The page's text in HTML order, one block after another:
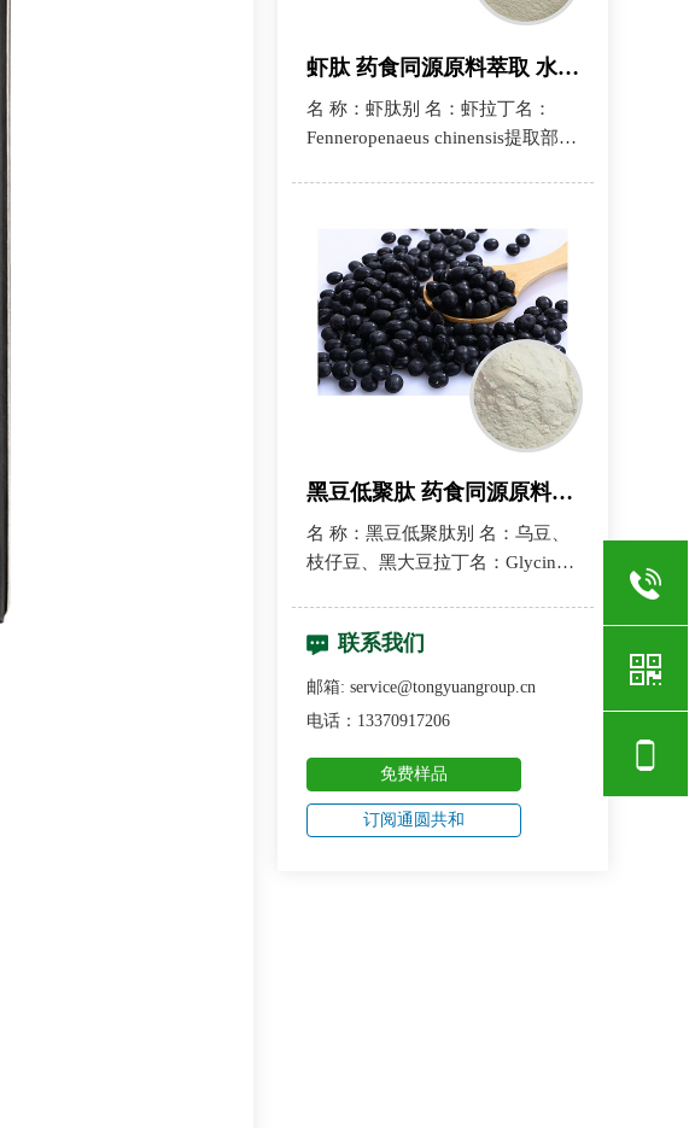
虾肽 药食同源原料萃取 水溶小分子纯提虾肽粉 通圆共和
名 称：虾肽别 名：虾拉丁名：
Fenneropenaeus chinensis提取部
乳白色粉末储存：置于阴凉干燥、
避光，避高温处
黑豆低聚肽 药食同源原料萃取 水溶小分子纯提黑豆低聚肽粉 通圆共和
名 称：黑豆低聚肽别 名：乌豆、
枝仔豆、黑大豆拉丁名：Glycine
方法：TLC产品外观：白色粉末储
存：置于阴凉干燥
联系我们
邮箱: service@tongyuangroup.cn
电话：13370917206
免费样品
订阅通圆共和